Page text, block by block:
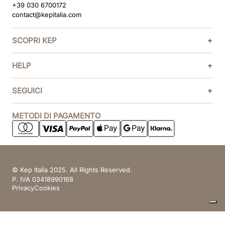
+39 030 6700172
contact@kepitalia.com
SCOPRI KEP
HELP
SEGUICI
METODI DI PAGAMENTO
© Kep Italia 2025. All Rights Reserved.
P. IVA 03418990168
PrivacyCookies